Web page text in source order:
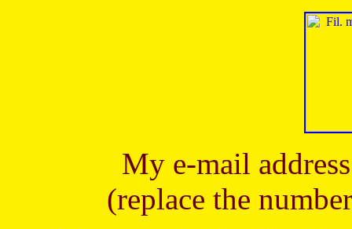
My e-mail
(replace the